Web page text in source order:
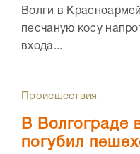
Волги в
песчаную косу
входа...
Происшествия
В Волгограде
погубил